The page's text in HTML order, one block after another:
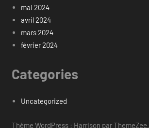
mai 2024
avril 2024
mars 2024
février 2024
Categories
Uncategorized
Thème WordPress : Harrison par ThemeZee.